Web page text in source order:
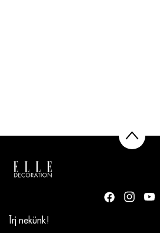
Írj nekünk!